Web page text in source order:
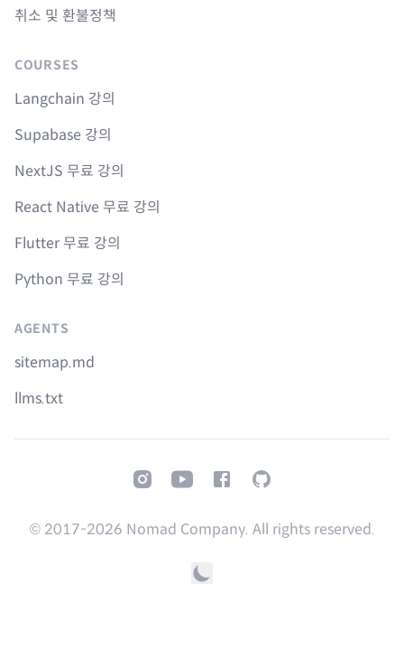
취소 및 환불정책
COURSES
Langchain 강의
Supabase 강의
NextJS 무료 강의
React Native 무료 강의
Flutter 무료 강의
Python 무료 강의
AGENTS
sitemap.md
llms.txt
InstagramYoutubeFacebookGitHub
© 2017-2026 Nomad Company. All rights reserved.